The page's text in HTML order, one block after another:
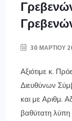
30 ΜΑΡΤΊΟΥ
Αξιότιμε κ.
Διευθύνων
και με Αριθμ.
βαθύτατη